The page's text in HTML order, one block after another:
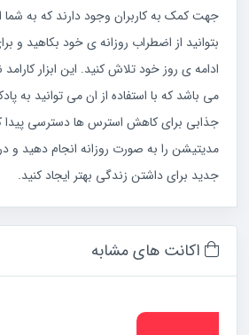
جهت کمک به کاربران وجود دارند که به شما
بتوانید از اضطراب روزانه ی خود بکاهید و
ادامه ی روز خود تلاش کنید. این ابزار کارامد
می باشد که با استفاده از ان می توانید به
جذابی برای کاهش استرس ها دسترسی پیدا
مدیتیشن را به صورت روزانه انجام دهید
جدید برای داشتن زندگی بهتر ایجاد کنید.
اکانت های مشابه